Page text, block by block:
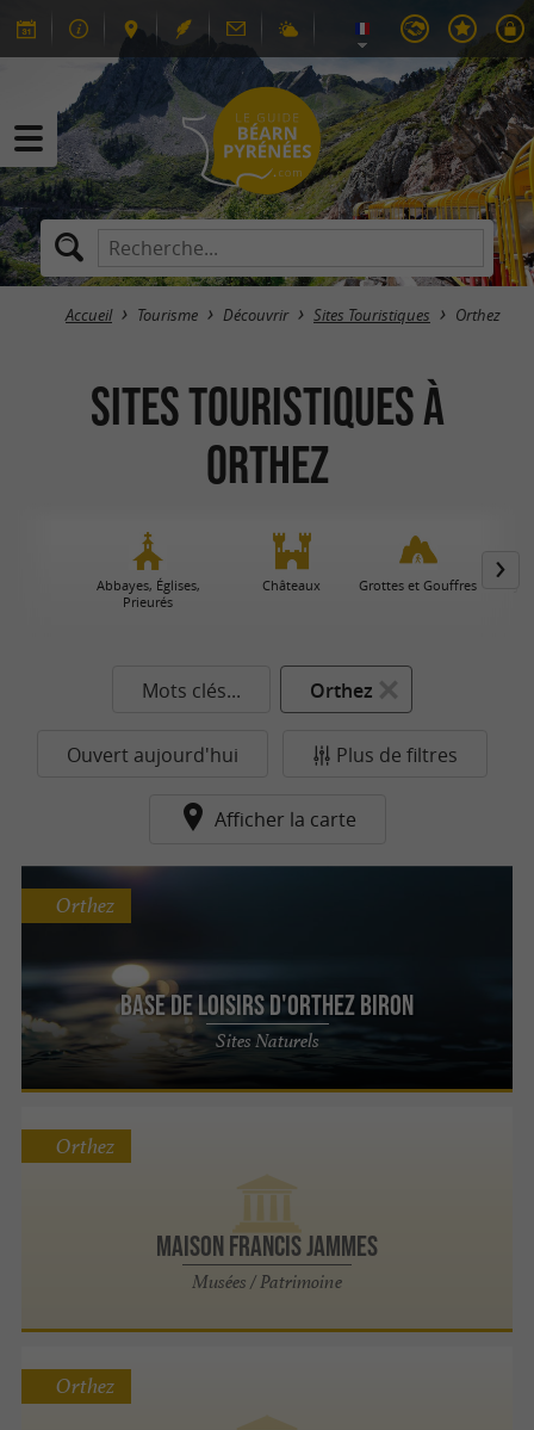
Accueil Tourisme Découvrir Sites Touristiques Orthez
Sites Touristiques à
Orthez
Abbayes, Églises,
Prieurés
Châteaux Grottes et Gouffres
Mots clés... Orthez
Ouvert aujourd'hui Plus de filtres
Afficher la carte
Base de Loisirs d'Orthez Biron
Sites Naturels
Orthez
Maison Francis Jammes
Musées / Patrimoine
Orthez
Orthez